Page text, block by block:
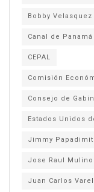
Bobby Velasquez
Canal de Panamá
CEPAL
Comisión
Consejo de
Estados Unidos
Jimmy
Jose Raul Mulino
Juan Carlos